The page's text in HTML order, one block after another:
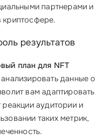
партнерами и
криптосфере.
результатов
план для NFT
данные о
вам адаптировать
реакции аудитории и
таких метрик,